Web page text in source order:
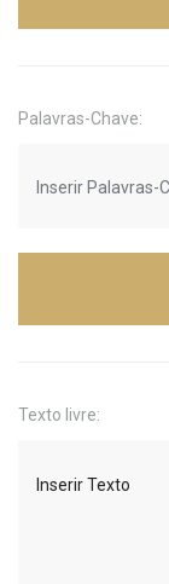
Palavras-Chave:
Texto livre: